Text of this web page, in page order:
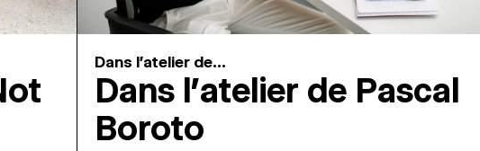
Dans l'atelier de...
Dans l’atelier de Pascal
Boroto